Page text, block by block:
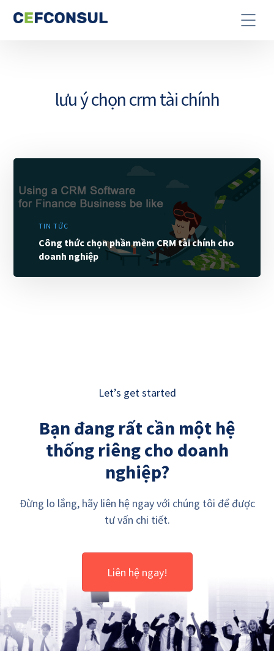
lưu ý chọn crm tài chính
TIN TỨC
Công thức chọn phần mềm CRM tài chính cho
doanh nghiệp
Let’s get started
Bạn đang rất cần một hệ
thống riêng cho doanh
nghiệp?
Đừng lo lắng, hãy liên hệ ngay với chúng tôi để được
tư vấn chi tiết.
Liên hệ ngay!